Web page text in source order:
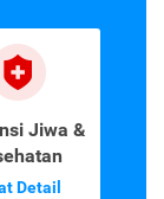
Jiwa &
Detail